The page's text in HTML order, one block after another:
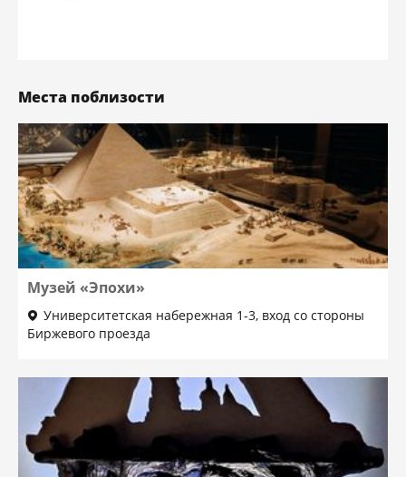
Места поблизости
Музей «Эпохи»
Университетская набережная 1-3, вход со стороны
Биржевого проезда